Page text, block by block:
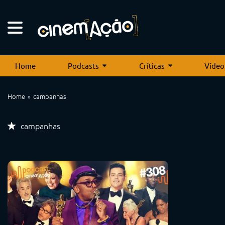
Home Podcasts Críticas
Home campanhas
campanhas